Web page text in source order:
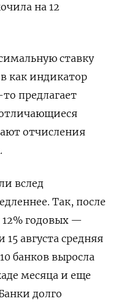
на 12
ставку
как индикатор
предлагает
отчисления
вслед
Так, после
годовых —
августа средняя
банков выросла
месяца и еще
долго